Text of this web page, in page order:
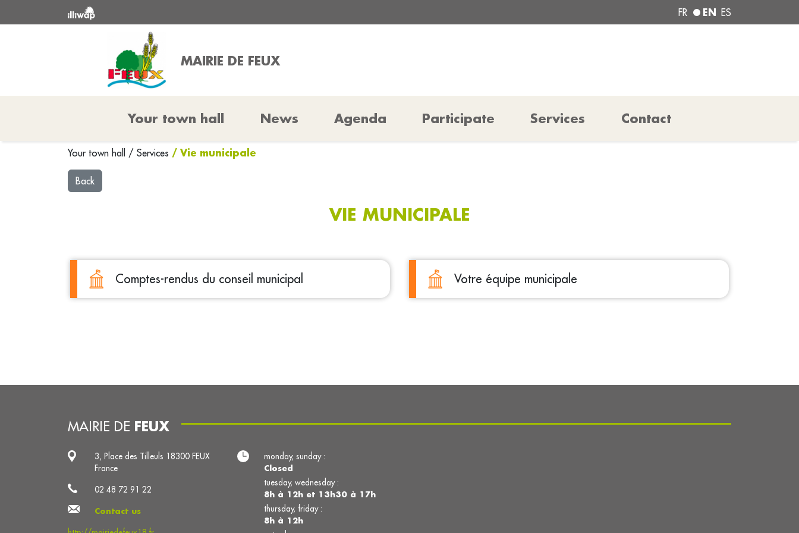
FR EN ES
MAIRIE DE FEUX
Your town hall News Agenda Participate Services Contact
Your town hall / Services / Vie municipale
Back
VIE MUNICIPALE
Comptes-rendus du conseil municipal Votre équipe municipale
MAIRIE DE FEUX
3, Place des Tilleuls 18300 FEUX
France
02 48 72 91 22
Contact us
monday, sunday :
Closed
tuesday, wednesday :
8h à 12h et 13h30 à 17h
thursday, friday :
8h à 12h